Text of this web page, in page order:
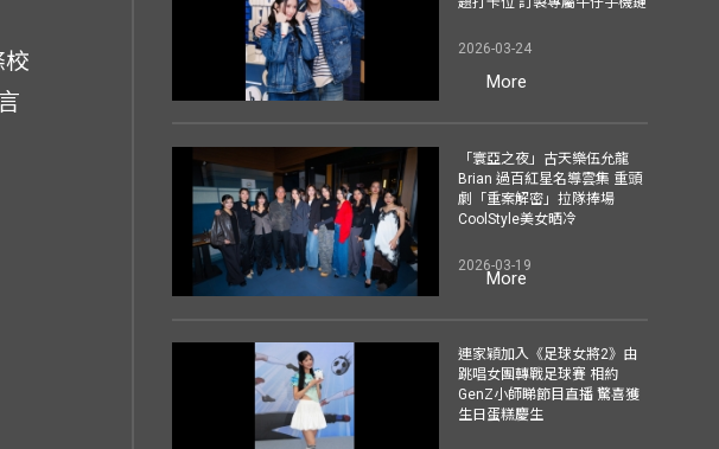
2026-03-24
More
「寰亞之夜」古天樂伍允龍
Brian 過百紅星名導雲集 重頭
劇「重案解密」拉隊捧場
CoolStyle美女晒冷
2026-03-19
More
連家穎加入《足球女將2》由
跳唱女團轉戰足球賽 相約
GenZ小師睇節目直播 驚喜獲
生日蛋糕慶生